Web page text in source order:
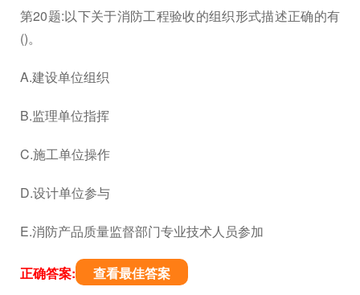
第20题:以下关于消防工程验收的组织形式描述正确的有
()。
A.建设单位组织
B.监理单位指挥
C.施工单位操作
D.设计单位参与
E.消防产品质量监督部门专业技术人员参加
正确答案: 查看最佳答案